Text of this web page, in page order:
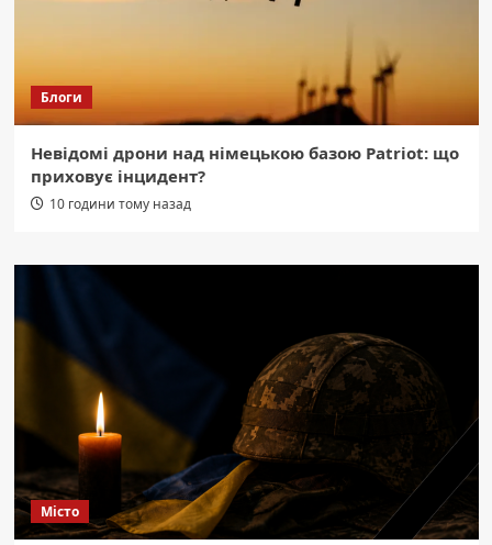
Блоги
Невідомі дрони над німецькою базою Patriot: що
приховує інцидент?
10 години тому назад
Місто